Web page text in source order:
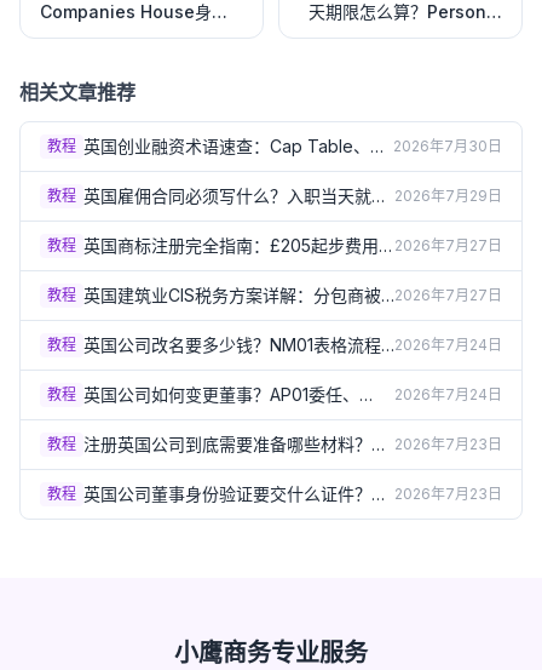
Companies House身份
验证？2026证件、One
天期限怎么算？Personal
Code提交与延期申请指南
相关文章推荐
教程 英国创业融资术语速查：Cap Table、尽
职调查、稀释到底是什么（2026）
2026年7月30日
教程 英国雇佣合同必须写什么？入职当天就要
给的书面声明清单（2026）
2026年7月29日
教程 英国商标注册完全指南：£205起步费用
和3-4个月流程详解（2026）
2026年7月27日
教程 英国建筑业CIS税务方案详解：分包商被
扣20%还是30%？（2026）
2026年7月27日
教程 英国公司改名要多少钱？NM01表格流程
和特别决议要求（2026）
2026年7月24日
教程 英国公司如何变更董事？AP01委任、
TM01卸任表格详解（2026）
2026年7月24日
教程 注册英国公司到底需要准备哪些材料？完
整清单一次讲清（2026）
2026年7月23日
教程 英国公司董事身份验证要交什么证件？
Group A/B文件清单详解（2026）
2026年7月23日
小鹰商务专业服务